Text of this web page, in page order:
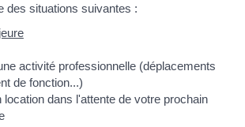
des situations suivantes :
activité professionnelle (déplacements
de fonction...)
location dans l'attente de votre prochain